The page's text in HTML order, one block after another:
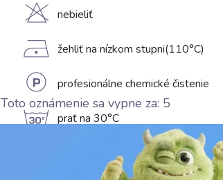
H nebieliť
D žehliť na nízkom stupni(110°C)
L profesionálne chemické čistenie
g prať na 30°C
Toto oznámenie sa vypne za: 4